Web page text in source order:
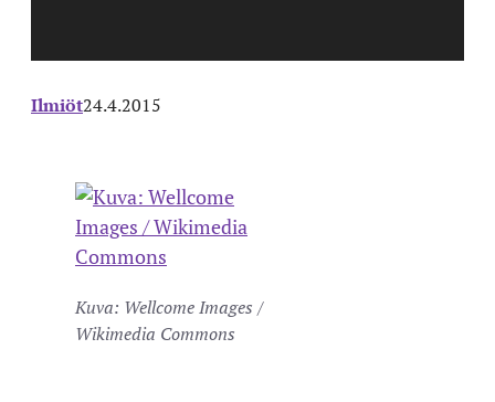
Ilmiöt24.4.2015
Kuva: Wellcome Images /
Wikimedia Commons